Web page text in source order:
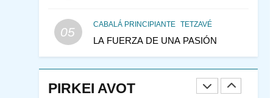
05
CABALÁ PRINCIPIANTE TETZAVÉ
LA FUERZA DE UNA PASIÓN
PIRKEI AVOT
DE LAS MUJERES
PENSAMIENTO JUDÍO
1
JASIDUT